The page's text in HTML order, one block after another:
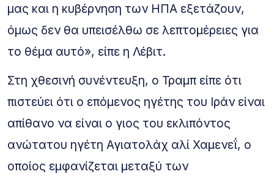
μας και η κυβέρνηση των ΗΠΑ εξετάζουν,
όμως δεν θα υπεισέλθω σε λεπτομέρειες για
το θέμα αυτό», είπε η Λέβιτ.
Στη χθεσινή συνέντευξη, ο Τραμπ είπε ότι
πιστεύει ότι ο επόμενος ηγέτης του Ιράν είναι
απίθανο να είναι ο γιος του εκλιπόντος
ανώτατου ηγέτη Αγιατολάχ αλί Χαμενεΐ, ο
οποίος εμφανίζεται μεταξύ των